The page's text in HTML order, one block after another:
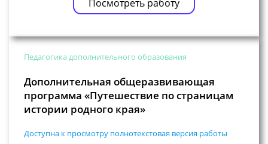
Посмотреть работу
Педагогика дополнительного образования
Дополнительная общеразвивающая
программа «Путешествие по страницам
истории родного края»
Доступна к просмотру полнотекстовая версия работы